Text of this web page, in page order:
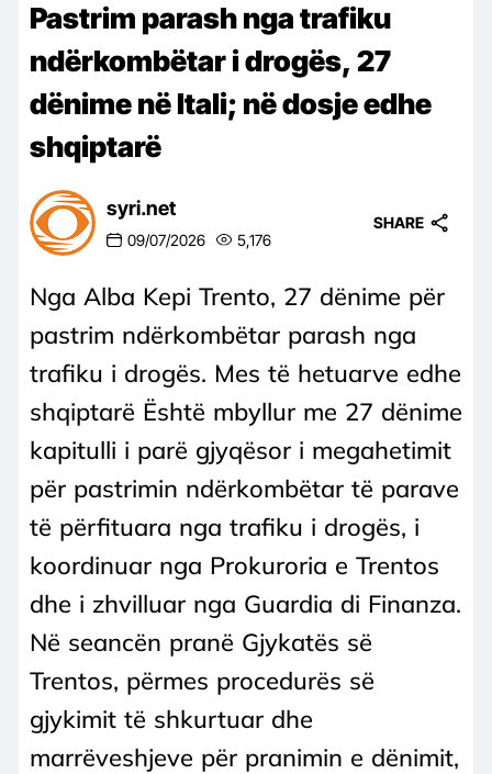
Pastrim parash nga trafiku
ndërkombëtar i drogës, 27
dënime në Itali; në dosje edhe
shqiptarë
syri.net
09/07/2026 5,176
SHARE
Nga Alba Kepi Trento, 27 dënime për
pastrim ndërkombëtar parash nga
trafiku i drogës. Mes të hetuarve edhe
shqiptarë Është mbyllur me 27 dënime
kapitulli i parë gjyqësor i megahetimit
për pastrimin ndërkombëtar të parave
të përfituara nga trafiku i drogës, i
koordinuar nga Prokuroria e Trentos
dhe i zhvilluar nga Guardia di Finanza.
Në seancën pranë Gjykatës së
Trentos, përmes procedurës së
gjykimit të shkurtuar dhe
marrëveshjeve për pranimin e dënimit,